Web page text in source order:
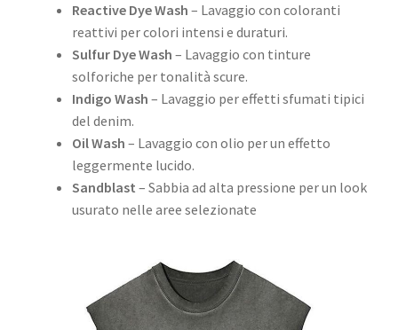
Reactive Dye Wash – Lavaggio con coloranti
reattivi per colori intensi e duraturi.
Sulfur Dye Wash – Lavaggio con tinture
solforiche per tonalità scure.
Indigo Wash – Lavaggio per effetti sfumati tipici
del denim.
Oil Wash – Lavaggio con olio per un effetto
leggermente lucido.
Sandblast – Sabbia ad alta pressione per un look
usurato nelle aree selezionate